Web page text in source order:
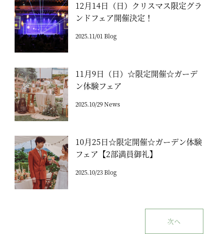
12月14日（日）クリスマス限定グラ
ンドフェア開催決定！
2025.11/01 Blog
11月9日（日）☆限定開催☆ガーデ
ン体験フェア
2025.10/29 News
10月25日☆限定開催☆ガーデン体験
フェア【2部満員御礼】
2025.10/23 Blog
次へ